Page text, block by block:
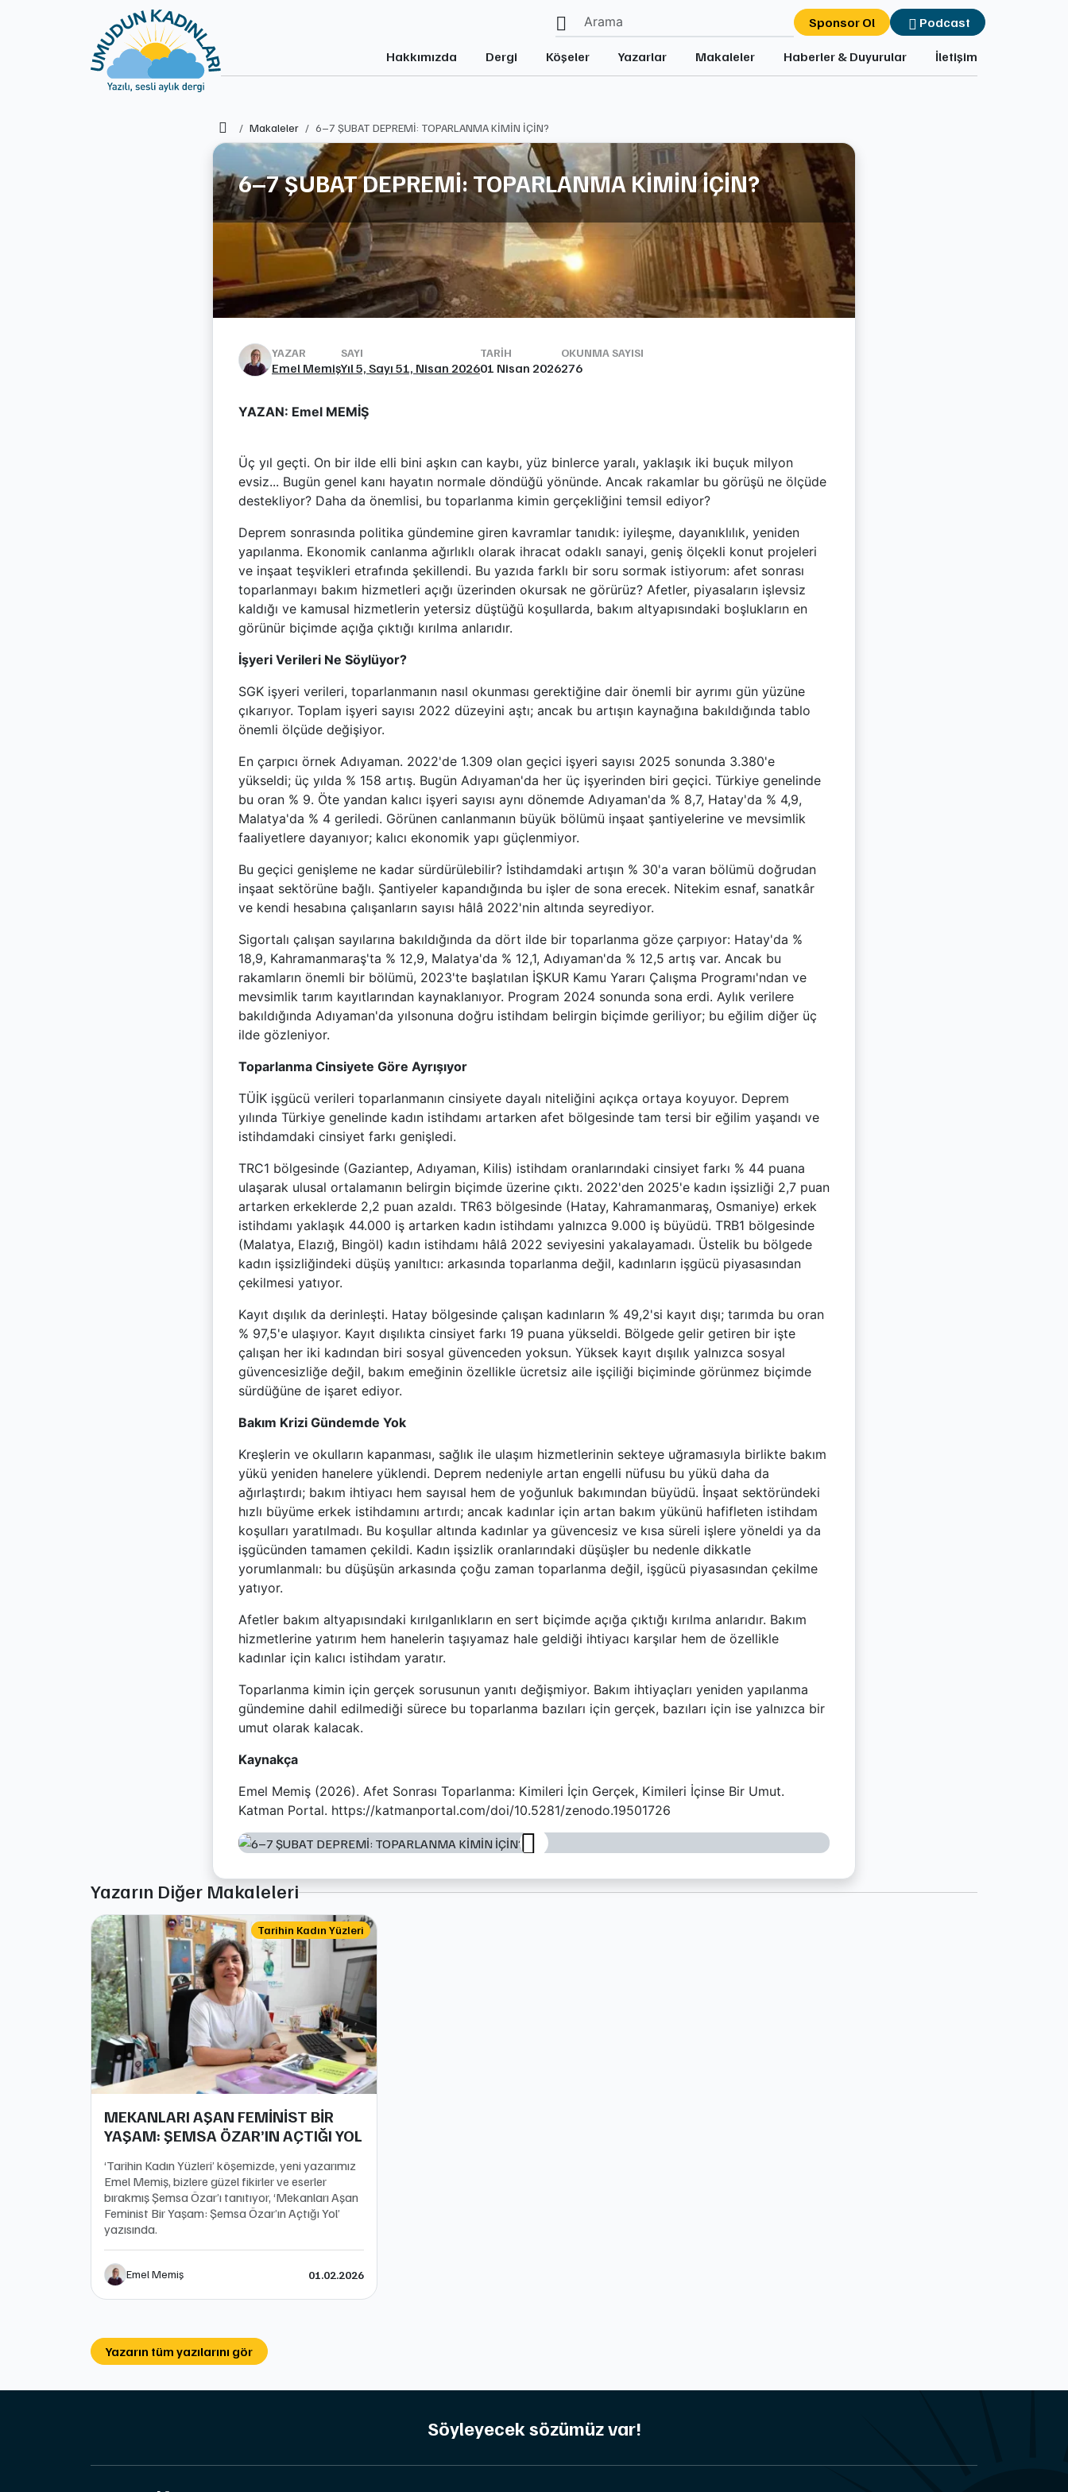
Sponsor Ol Podcast
Hakkımızda Dergi Köşeler Yazarlar Makaleler Haberler & Duyurular İletişim
Ana SayfaMakaleler 6–7 ŞUBAT DEPREMİ: TOPARLANMA KİMİN İÇİN?
6–7 ŞUBAT DEPREMİ: TOPARLANMA KİMİN İÇİN?
YAZAR
Emel Memiş
SAYI
Yıl 5, Sayı 51, Nisan 2026
TARIH
01 Nisan 2026
OKUNMA SAYISI
276
YAZAN: Emel MEMİŞ
Üç yıl geçti. On bir ilde elli bini aşkın can kaybı, yüz binlerce yaralı, yaklaşık iki buçuk milyon
evsiz... Bugün genel kanı hayatın normale döndüğü yönünde. Ancak rakamlar bu görüşü ne ölçüde
destekliyor? Daha da önemlisi, bu toparlanma kimin gerçekliğini temsil ediyor?
Deprem sonrasında politika gündemine giren kavramlar tanıdık: iyileşme, dayanıklılık, yeniden
yapılanma. Ekonomik canlanma ağırlıklı olarak ihracat odaklı sanayi, geniş ölçekli konut projeleri
ve inşaat teşvikleri etrafında şekillendi. Bu yazıda farklı bir soru sormak istiyorum: afet sonrası
toparlanmayı bakım hizmetleri açığı üzerinden okursak ne görürüz? Afetler, piyasaların işlevsiz
kaldığı ve kamusal hizmetlerin yetersiz düştüğü koşullarda, bakım altyapısındaki boşlukların en
görünür biçimde açığa çıktığı kırılma anlarıdır.
İşyeri Verileri Ne Söylüyor?
SGK işyeri verileri, toparlanmanın nasıl okunması gerektiğine dair önemli bir ayrımı gün yüzüne
çıkarıyor. Toplam işyeri sayısı 2022 düzeyini aştı; ancak bu artışın kaynağına bakıldığında tablo
önemli ölçüde değişiyor.
En çarpıcı örnek Adıyaman. 2022'de 1.309 olan geçici işyeri sayısı 2025 sonunda 3.380'e
yükseldi; üç yılda % 158 artış. Bugün Adıyaman'da her üç işyerinden biri geçici. Türkiye genelinde
bu oran % 9. Öte yandan kalıcı işyeri sayısı aynı dönemde Adıyaman'da % 8,7, Hatay'da % 4,9,
Malatya'da % 4 geriledi. Görünen canlanmanın büyük bölümü inşaat şantiyelerine ve mevsimlik
faaliyetlere dayanıyor; kalıcı ekonomik yapı güçlenmiyor.
Bu geçici genişleme ne kadar sürdürülebilir? İstihdamdaki artışın % 30'a varan bölümü doğrudan
inşaat sektörüne bağlı. Şantiyeler kapandığında bu işler de sona erecek. Nitekim esnaf, sanatkâr
ve kendi hesabına çalışanların sayısı hâlâ 2022'nin altında seyrediyor.
Sigortalı çalışan sayılarına bakıldığında da dört ilde bir toparlanma göze çarpıyor: Hatay'da %
18,9, Kahramanmaraş'ta % 12,9, Malatya'da % 12,1, Adıyaman'da % 12,5 artış var. Ancak bu
rakamların önemli bir bölümü, 2023'te başlatılan İŞKUR Kamu Yararı Çalışma Programı'ndan ve
mevsimlik tarım kayıtlarından kaynaklanıyor. Program 2024 sonunda sona erdi. Aylık verilere
bakıldığında Adıyaman'da yılsonuna doğru istihdam belirgin biçimde geriliyor; bu eğilim diğer üç
ilde gözleniyor.
Toparlanma Cinsiyete Göre Ayrışıyor
TÜİK işgücü verileri toparlanmanın cinsiyete dayalı niteliğini açıkça ortaya koyuyor. Deprem
yılında Türkiye genelinde kadın istihdamı artarken afet bölgesinde tam tersi bir eğilim yaşandı ve
istihdamdaki cinsiyet farkı genişledi.
TRC1 bölgesinde (Gaziantep, Adıyaman, Kilis) istihdam oranlarındaki cinsiyet farkı % 44 puana
ulaşarak ulusal ortalamanın belirgin biçimde üzerine çıktı. 2022'den 2025'e kadın işsizliği 2,7 puan
artarken erkeklerde 2,2 puan azaldı. TR63 bölgesinde (Hatay, Kahramanmaraş, Osmaniye) erkek
istihdamı yaklaşık 44.000 iş artarken kadın istihdamı yalnızca 9.000 iş büyüdü. TRB1 bölgesinde
(Malatya, Elazığ, Bingöl) kadın istihdamı hâlâ 2022 seviyesini yakalayamadı. Üstelik bu bölgede
kadın işsizliğindeki düşüş yanıltıcı: arkasında toparlanma değil, kadınların işgücü piyasasından
çekilmesi yatıyor.
Kayıt dışılık da derinleşti. Hatay bölgesinde çalışan kadınların % 49,2'si kayıt dışı; tarımda bu oran
% 97,5'e ulaşıyor. Kayıt dışılıkta cinsiyet farkı 19 puana yükseldi. Bölgede gelir getiren bir işte
çalışan her iki kadından biri sosyal güvenceden yoksun. Yüksek kayıt dışılık yalnızca sosyal
güvencesizliğe değil, bakım emeğinin özellikle ücretsiz aile işçiliği biçiminde görünmez biçimde
sürdüğüne de işaret ediyor.
Bakım Krizi Gündemde Yok
Kreşlerin ve okulların kapanması, sağlık ile ulaşım hizmetlerinin sekteye uğramasıyla birlikte bakım
yükü yeniden hanelere yüklendi. Deprem nedeniyle artan engelli nüfusu bu yükü daha da
ağırlaştırdı; bakım ihtiyacı hem sayısal hem de yoğunluk bakımından büyüdü. İnşaat sektöründeki
hızlı büyüme erkek istihdamını artırdı; ancak kadınlar için artan bakım yükünü hafifleten istihdam
koşulları yaratılmadı. Bu koşullar altında kadınlar ya güvencesiz ve kısa süreli işlere yöneldi ya da
işgücünden tamamen çekildi. Kadın işsizlik oranlarındaki düşüşler bu nedenle dikkatle
yorumlanmalı: bu düşüşün arkasında çoğu zaman toparlanma değil, işgücü piyasasından çekilme
yatıyor.
Afetler bakım altyapısındaki kırılganlıkların en sert biçimde açığa çıktığı kırılma anlarıdır. Bakım
hizmetlerine yatırım hem hanelerin taşıyamaz hale geldiği ihtiyacı karşılar hem de özellikle
kadınlar için kalıcı istihdam yaratır.
Toparlanma kimin için gerçek sorusunun yanıtı değişmiyor. Bakım ihtiyaçları yeniden yapılanma
gündemine dahil edilmediği sürece bu toparlanma bazıları için gerçek, bazıları için ise yalnızca bir
umut olarak kalacak.
Kaynakça
Emel Memiş (2026). Afet Sonrası Toparlanma: Kimileri İçin Gerçek, Kimileri İçinse Bir Umut.
Katman Portal. https://katmanportal.com/doi/10.5281/zenodo.19501726
Yazarın Diğer Makaleleri
Tarihin Kadın Yüzleri
MEKANLARI AŞAN FEMİNİST BİR
YAŞAM: ŞEMSA ÖZAR’IN AÇTIĞI YOL
‘Tarihin Kadın Yüzleri’ köşemizde, yeni yazarımız
Emel Memiş, bizlere güzel fikirler ve eserler
bırakmış Şemsa Özar’ı tanıtıyor, ‘Mekanları Aşan
Feminist Bir Yaşam: Şemsa Özar’ın Açtığı Yol’
yazısında.
Emel Memiş 01.02.2026
Yazarın tüm yazılarını gör
Söyleyecek sözümüz var!